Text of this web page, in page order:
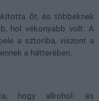
őt, és többeknek
hol vékonyabb volt. A
a sztoriba, viszont a
a hátterében.
hogy alkohol- és